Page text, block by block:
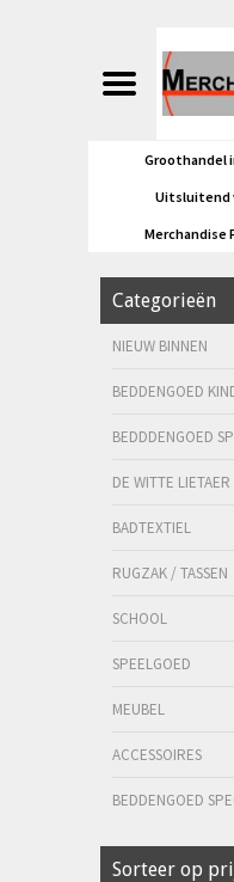
Groothandel
Uitsluitend
Merchandise
Categorieën
NIEUW BINNEN
BEDDENGOED
BEDDDENGOED
DE WITTE
BADTEXTIEL
RUGZAK / TASSEN
SCHOOL
SPEELGOED
MEUBEL
ACCESSOIRES
BEDDENGOED
Sorteer op